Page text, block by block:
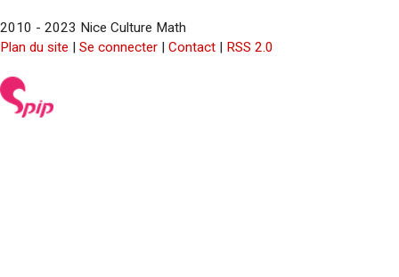
2010 - 2023 Nice Culture Math
Plan du site | Se connecter | Contact | RSS 2.0